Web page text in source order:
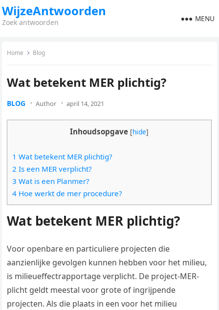
WijzeAntwoorden
Zoek antwoorden MENU
Home Blog
Wat betekent MER plichtig?
BLOG Author april 14, 2021
Inhoudsopgave [hide]
1 Wat betekent MER plichtig?
2 Is een MER verplicht?
3 Wat is een Planmer?
4 Hoe werkt de mer procedure?
Wat betekent MER plichtig?
Voor openbare en particuliere projecten die
aanzienlijke gevolgen kunnen hebben voor het milieu,
is milieueffectrapportage verplicht. De project-MER-
plicht geldt meestal voor grote of ingrijpende
projecten. Als die plaats in een voor het milieu